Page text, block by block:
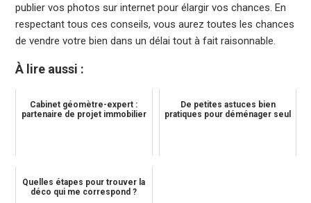
publier vos photos sur internet pour élargir vos chances. En
respectant tous ces conseils, vous aurez toutes les chances
de vendre votre bien dans un délai tout à fait raisonnable.
À lire aussi :
Cabinet géomètre-expert :
partenaire de projet immobilier
De petites astuces bien
pratiques pour déménager seul
Quelles étapes pour trouver la
déco qui me correspond ?